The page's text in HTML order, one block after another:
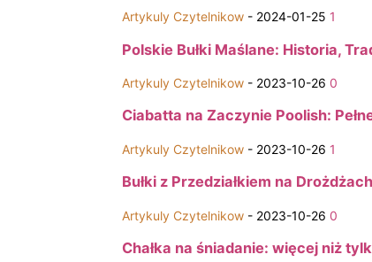
Artykuly Czytelnikow - 2024-01-25 1
Polskie Bułki Maślane: Historia,
Artykuly Czytelnikow - 2023-10-26 0
Ciabatta na Zaczynie Poolish:
Artykuly Czytelnikow - 2023-10-26 1
Bułki z Przedziałkiem na
Artykuly Czytelnikow - 2023-10-26 0
Chałka na śniadanie: więcej niż